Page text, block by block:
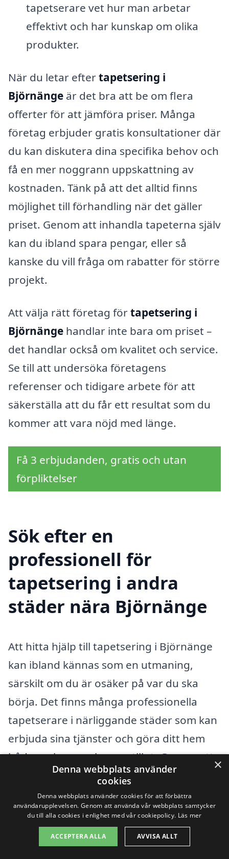
tapetserare vet hur man arbetar
effektivt och har kunskap om olika
produkter.
När du letar eftertapetsering i
Björnänge är det bra att be om flera
offerter för att jämföra priser. Många
företag erbjuder gratis konsultationer där
du kan diskutera dina specifika behov och
få en mer noggrann uppskattning av
kostnaden. Tänk på att det alltid finns
möjlighet till förhandling när det gäller
priset. Genom att inhandla tapeterna själv
kan du ibland spara pengar, eller så
kanske du vill fråga om rabatter för större
projekt.
Att välja rätt företag förtapetsering i
Björnänge handlar inte bara om priset –
det handlar också om kvalitet och service.
Se till att undersöka företagens
referenser och tidigare arbete för att
säkerställa att du får ett resultat som du
kommer att vara nöjd med länge.
Få 3 erbjudanden, gratis och utan
förpliktelser
Sök efter en
professionell för
tapetsering i andra
städer nära Björnänge
Att hitta hjälp till tapetsering i Björnänge
kan ibland kännas som en utmaning,
särskilt om du är osäker på var du ska
börja. Det finns många professionella
tapetserare i närliggande städer som kan
erbjuda sina tjänster och göra ditt hem
både vackrare och mer stiligt. Genom att
använda tapetsering-pris.se kan du enkelt
jämföra olika företags priser och tjänster
för att hitta det bästa alternativet för dina
behov.
×
Denna webbplats använder
cookies
Denna webbplats använder cookies för att förbättra
användarupplevelsen. Genom att använda vår webbplats samtycker
du till alla cookies i enlighet med vår cookiepolicy. Läs mer
ACCEPTERA ALLA AVVISA ALLT